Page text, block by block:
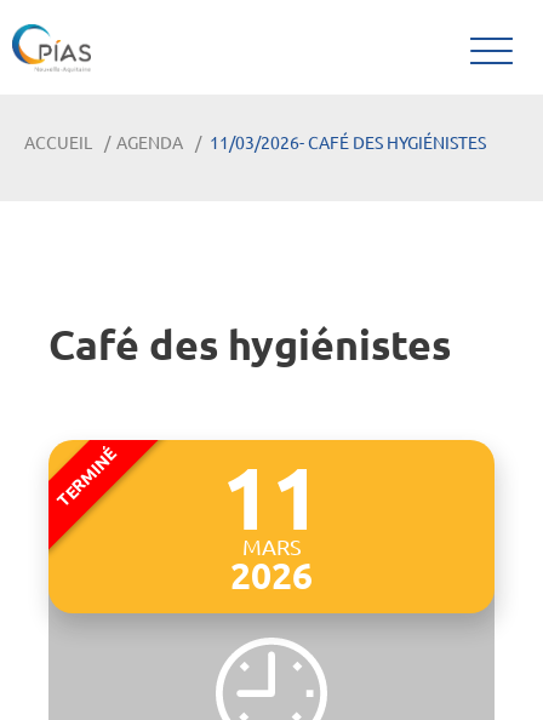
ACCUEIL AGENDA 11/03/2026- CAFÉ DES HYGIÉNISTES
Café des hygiénistes
11
MARS
2026